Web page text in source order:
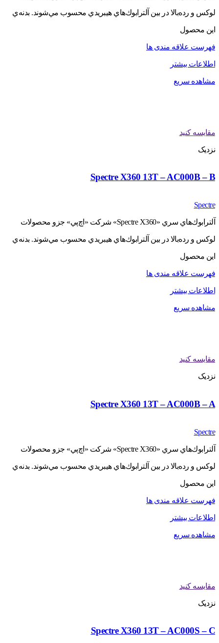
لوكس و رده‌بالا در بين آلترابوك‌هاي هيبريدي محسوب مي‌شوند. بدنه‌ي
اين محصول
فهرست علاقه مندی ها
اطلاعات بیشتر
مشاهده سریع
مقایسه کنید
نزدیک
Spectre X360 13T – AC000B – B
Spectre
آلترابوك‌هاي سري «Spectre X360» شركت «اچ‌پي» جزو محصولات
لوكس و رده‌بالا در بين آلترابوك‌هاي هيبريدي محسوب مي‌شوند. بدنه‌ي
اين محصول
فهرست علاقه مندی ها
اطلاعات بیشتر
مشاهده سریع
مقایسه کنید
نزدیک
Spectre X360 13T – AC000B – A
Spectre
آلترابوك‌هاي سري «Spectre X360» شركت «اچ‌پي» جزو محصولات
لوكس و رده‌بالا در بين آلترابوك‌هاي هيبريدي محسوب مي‌شوند. بدنه‌ي
اين محصول
فهرست علاقه مندی ها
اطلاعات بیشتر
مشاهده سریع
مقایسه کنید
نزدیک
Spectre X360 13T – AC000S – C